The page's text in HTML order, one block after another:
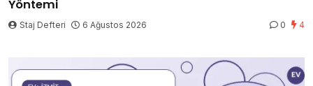
Yöntemi
Staj Defteri 6 Ağustos 2026 0 4